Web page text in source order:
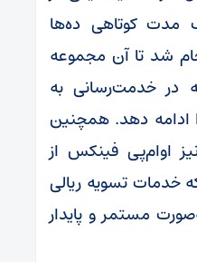
مدت کوتاهی ده‌ها
شد تا آن مجموعه
در خدمت‌رسانی به
ادامه دهد. همچنین
۱۲ روزه نیز او‌ام‌پی فینکس از
خدمات تسویه ریالی
مستمر و پایدار